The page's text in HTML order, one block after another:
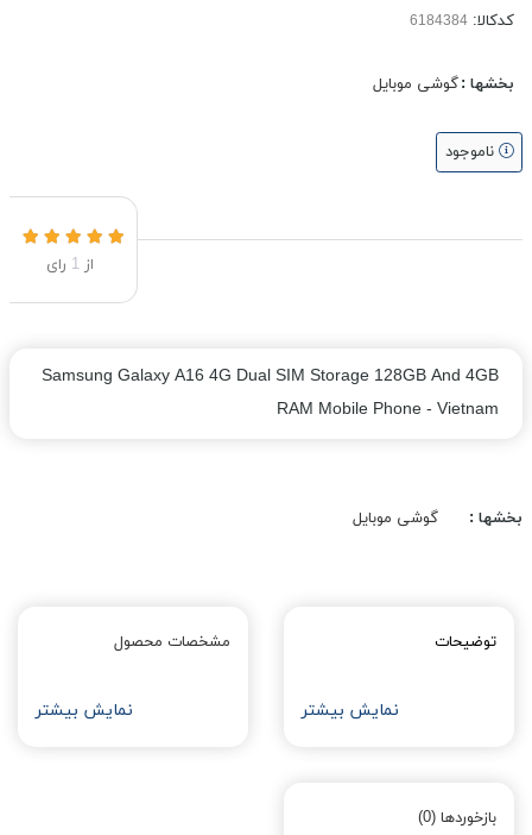
کدکالا:
بخشها :گوشی موبایل
ناموجود
از 1 رای
Samsung Galaxy A16 4G Dual SIM Storage 128GB And 4GB
RAM Mobile Phone - Vietnam
بخشها : گوشی موبایل
توضیحات
نمایش بیشتر
مشخصات محصول
نمایش بیشتر
بازخوردها (0)